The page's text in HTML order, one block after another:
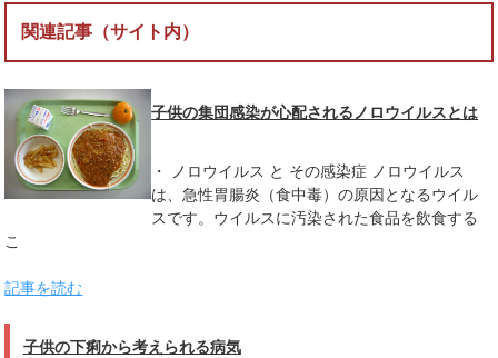
関連記事（サイト内）
子供の集団感染が心配されるノロウイルスとは
・ ノロウイルス と その感染症 ノロウイルス
は、急性胃腸炎（食中毒）の原因となるウイル
スです。ウイルスに汚染された食品を飲食する
こ
記事を読む
子供の下痢から考えられる病気